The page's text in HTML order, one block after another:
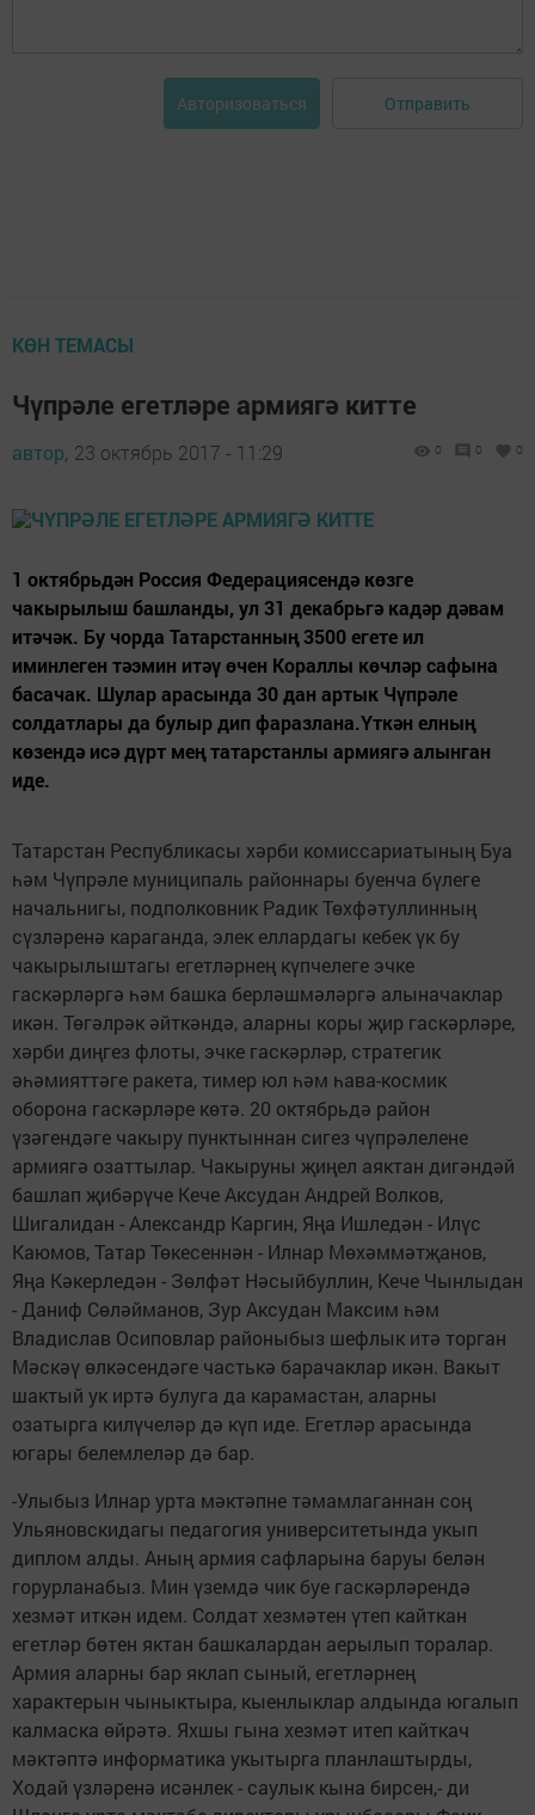
Авторизоваться Отправить
КӨН ТЕМАСЫ
Чүпрәле егетләре армиягә китте
автор, 23 октябрь 2017 - 11:29 0 0 0
1 октябрьдән Россия Федерациясендә көзге
чакырылыш башланды, ул 31 декабрьгә кадәр дәвам
итәчәк. Бу чорда Татарстанның 3500 егете ил
иминлеген тәэмин итәү өчен Кораллы көчләр сафына
басачак. Шулар арасында 30 дан артык Чүпрәле
солдатлары да булыр дип фаразлана.Үткән елның
көзендә исә дүрт мең татарстанлы армиягә алынган
иде.
Татарстан Республикасы хәрби комиссариатының Буа
һәм Чүпрәле муниципаль районнары буенча бүлеге
начальнигы, подполковник Радик Төхфәтуллинның
сүзләренә караганда, элек еллардагы кебек үк бу
чакырылыштагы егетләрнең күпчелеге эчке
гаскәрләргә һәм башка берләшмәләргә алыначаклар
икән. Төгәлрәк әйткәндә, аларны коры җир гаскәрләре,
хәрби диңгез флоты, эчке гаскәрләр, стратегик
әһәмияттәге ракета, тимер юл һәм һава-космик
оборона гаскәрләре көтә. 20 октябрьдә район
үзәгендәге чакыру пунктыннан сигез чүпрәлелене
армиягә озаттылар. Чакыруны җиңел аяктан дигәндәй
башлап җибәрүче Кече Аксудан Андрей Волков,
Шигалидан - Александр Каргин, Яңа Ишледән - Илүс
Каюмов, Татар Төкесеннән - Илнар Мөхәммәтҗанов,
Яңа Кәкерледән - Зөлфәт Нәсыйбуллин, Кече Чынлыдан
- Даниф Сөләйманов, Зур Аксудан Максим һәм
Владислав Осиповлар районыбыз шефлык итә торган
Мәскәү өлкәсендәге частькә барачаклар икән. Вакыт
шактый ук иртә булуга да карамастан, аларны
озатырга килүчеләр дә күп иде. Егетләр арасында
югары белемлеләр дә бар.
-Улыбыз Илнар урта мәктәпне тәмамлаганнан соң
Ульяновскидагы педагогия университетында укып
диплом алды. Аның армия сафларына баруы белән
горурланабыз. Мин үземдә чик буе гаскәрләрендә
хезмәт иткән идем. Солдат хезмәтен үтеп кайткан
егетләр бөтен яктан башкалардан аерылып торалар.
Армия аларны бар яклап сыный, егетләрнең
характерын чыныктыра, кыенлыклар алдында югалып
калмаска өйрәтә. Яхшы гына хезмәт итеп кайткач
мәктәптә информатика укытырга планлаштырды,
Ходай үзләренә исәнлек - саулык кына бирсен,- ди